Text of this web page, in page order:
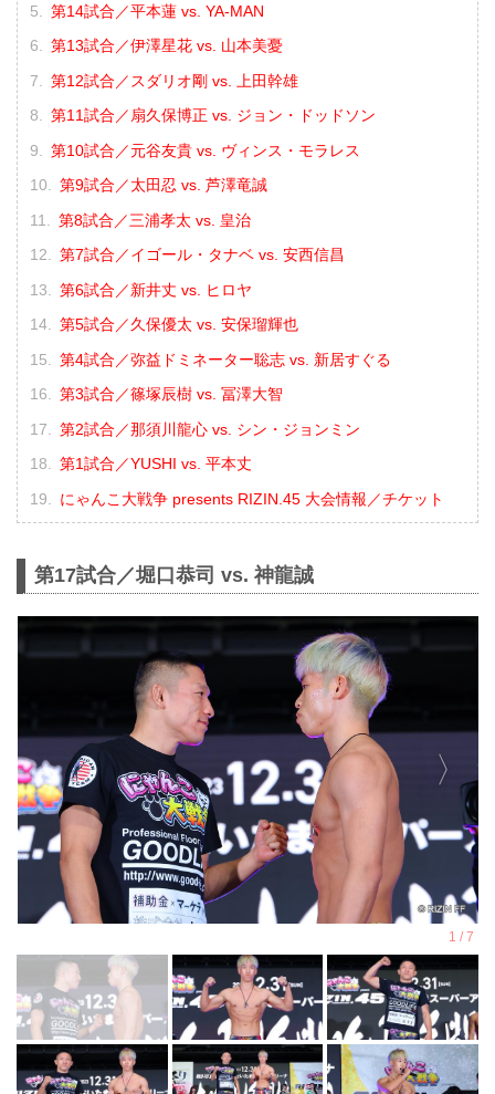
第14試合／平本蓮 vs. YA-MAN
第13試合／伊澤星花 vs. 山本美憂
第12試合／スダリオ剛 vs. 上田幹雄
第11試合／扇久保博正 vs. ジョン・ドッドソン
第10試合／元谷友貴 vs. ヴィンス・モラレス
第9試合／太田忍 vs. 芦澤竜誠
第8試合／三浦孝太 vs. 皇治
第7試合／イゴール・タナベ vs. 安西信昌
第6試合／新井丈 vs. ヒロヤ
第5試合／久保優太 vs. 安保瑠輝也
第4試合／弥益ドミネーター聡志 vs. 新居すぐる
第3試合／篠塚辰樹 vs. 冨澤大智
第2試合／那須川龍心 vs. シン・ジョンミン
第1試合／YUSHI vs. 平本丈
にゃんこ大戦争 presents RIZIN.45 大会情報／チケット
第17試合／堀口恭司 vs. 神龍誠